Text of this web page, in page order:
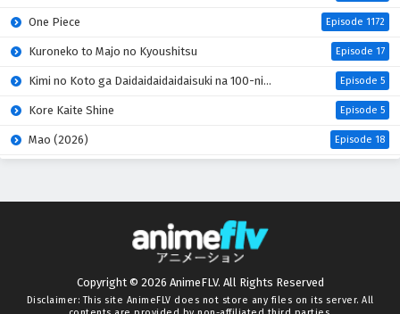
One Piece Episode 1172
Kuroneko to Majo no Kyoushitsu Episode 17
Kimi no Koto ga Daidaidaidaidaisuki na 100-nin no Kanojo 3rd Season Episode 5
Kore Kaite Shine Episode 5
Mao (2026) Episode 18
Mahou Shoujo Lyrical Nanoha EXCEEDS: Gun Blaze Vengeance
Kimi wo Aisuru Ki wa Nai” to Itta Jiki Koushaku-sama ga Nazeka Dekiai shitekimasu
Oni no HanayomeCopyright © 2026 AnimeFLV. All Rights Reserved
Disclaimer: This site AnimeFLV does not store any files on its server. All